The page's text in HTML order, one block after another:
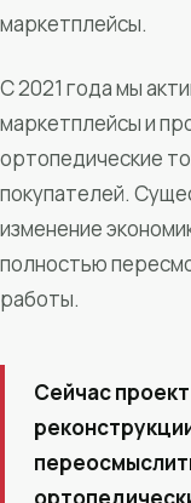
маркетплейсы.
С 2021 года мы
маркетплейсы и
ортопедические
покупателей.
изменение
полностью
работы.
Сейчас